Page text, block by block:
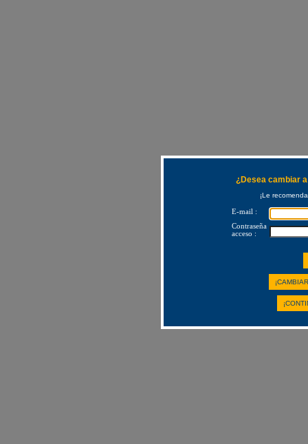
¿Desea cambiar
¡Le
E-mail :
Contraseña
acceso :